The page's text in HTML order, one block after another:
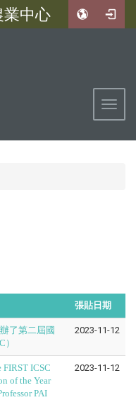
業中心
張貼日期
了第二屆國
2023-11-12
FIRST ICSC
of the Year
PAI
2023-11-12